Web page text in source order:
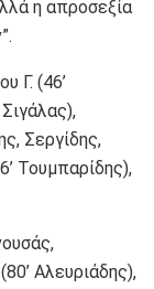
η απροσεξία
Γ. (46’
Σεργίδης,
Τουμπαρίδης),
Αλευριάδης),